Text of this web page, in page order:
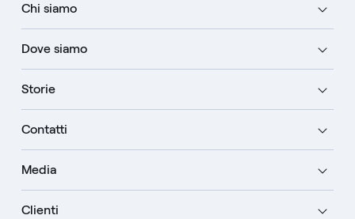
Chi siamo
Dove siamo
Storie
Contatti
Media
Clienti